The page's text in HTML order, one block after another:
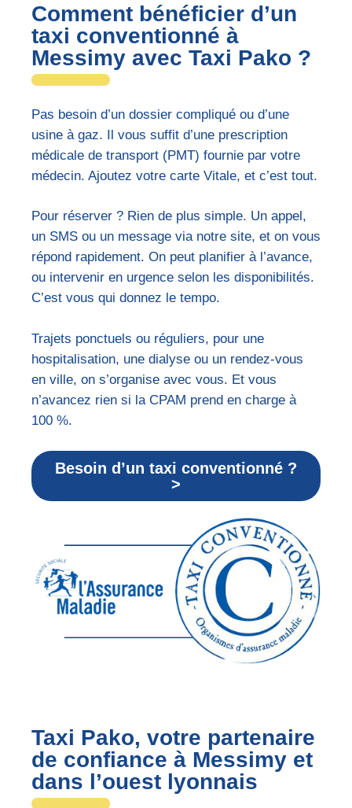
Comment bénéficier d’un
taxi conventionné à
Messimy avec Taxi Pako ?
Pas besoin d’un dossier compliqué ou d’une
usine à gaz. Il vous suffit d’une prescription
médicale de transport (PMT) fournie par votre
médecin. Ajoutez votre carte Vitale, et c’est tout.
Pour réserver ? Rien de plus simple. Un appel,
un SMS ou un message via notre site, et on vous
répond rapidement. On peut planifier à l’avance,
ou intervenir en urgence selon les disponibilités.
C’est vous qui donnez le tempo.
Trajets ponctuels ou réguliers, pour une
hospitalisation, une dialyse ou un rendez-vous
en ville, on s’organise avec vous. Et vous
n’avancez rien si la CPAM prend en charge à
100 %.
Besoin d’un taxi conventionné ?
>
Taxi Pako, votre partenaire
de confiance à Messimy et
dans l’ouest lyonnais